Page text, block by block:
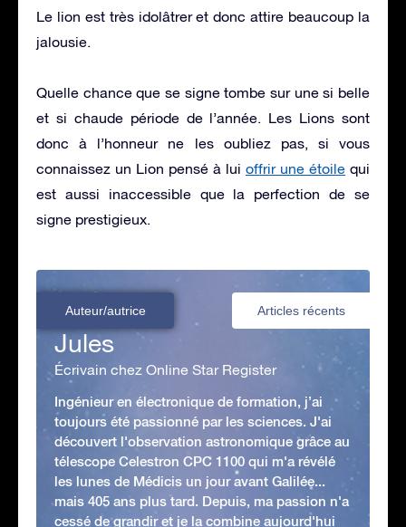
Le lion est très idolâtrer et donc attire beaucoup la
jalousie.
Quelle chance que se signe tombe sur une si belle
et si chaude période de l’année. Les Lions sont
donc à l’honneur ne les oubliez pas, si vous
connaissez un Lion pensé à lui offrir une étoile qui
est aussi inaccessible que la perfection de se
signe prestigieux.
Auteur/autrice Articles récents
Jules
Écrivain chez Online Star Register
Ingénieur en électronique de formation, j’ai
toujours été passionné par les sciences. J'ai
découvert l'observation astronomique grâce au
télescope Celestron CPC 1100 qui m'a révélé
les lunes de Médicis un jour avant Galilée...
mais 405 ans plus tard. Depuis, ma passion n'a
cessé de grandir et je la combine aujourd'hui